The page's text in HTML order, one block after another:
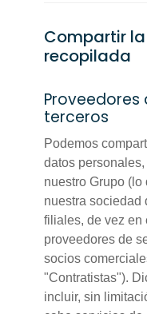
Compartir
recopilada
Proveedores
terceros
Podemos
datos
nuestro Grupo
nuestra sociedad
filiales, de vez en
proveedores de
socios
"Contratistas").
incluir, sin